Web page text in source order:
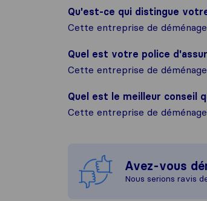
Qu'est-ce qui distingue
Cette entreprise de
Quel est votre police
Cette entreprise de
Quel est le meilleur conseil
Cette entreprise de
Avez-vous
Nous serions ravis